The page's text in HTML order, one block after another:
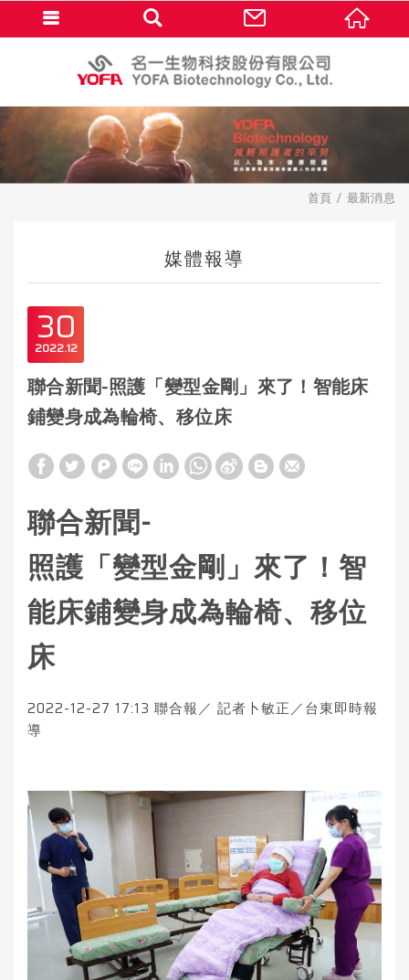
首頁 最新消息
媒體報導
30
12
2022
聯合新聞-照護「變型金剛」來了！智能床
鋪變身成為輪椅、移位床
聯合新聞-
照護「變型金剛」來了！智
能床鋪變身成為輪椅、移位
床
2022-12-27 17:13 聯合報／ 記者 卜敏正／台東即時報
導